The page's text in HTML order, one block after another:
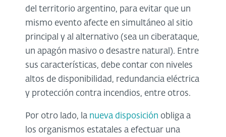
del territorio argentino, para evitar que un
mismo evento afecte en simultáneo al sitio
principal y al alternativo (sea un ciberataque,
un apagón masivo o desastre natural). Entre
sus características, debe contar con niveles
altos de disponibilidad, redundancia eléctrica
y protección contra incendios, entre otros.
Por otro lado, la nueva disposición obliga a
los organismos estatales a efectuar una